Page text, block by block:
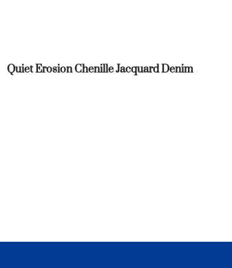
Quiet Erosion Chenille Jacquard Denim